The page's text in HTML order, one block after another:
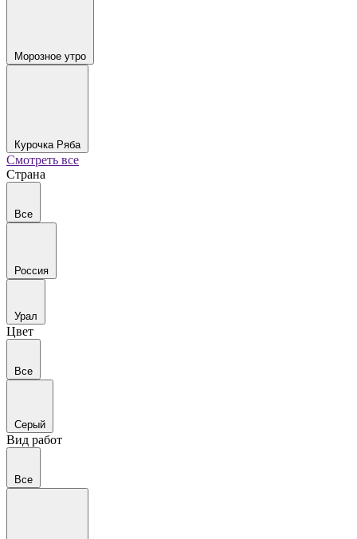
Морозное утро
Курочка Ряба
Смотреть все
Страна
Все
Россия
Урал
Цвет
Все
Серый
Вид работ
Все